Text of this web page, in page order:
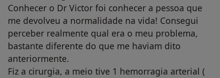
Conhecer o Dr Victor foi conhecer a pessoa que
me devolveu a normalidade na vida! Consegui
perceber realmente qual era o meu problema,
bastante diferente do que me haviam dito
anteriormente.
Fiz a cirurgia, a meio tive 1 hemorragia arterial (